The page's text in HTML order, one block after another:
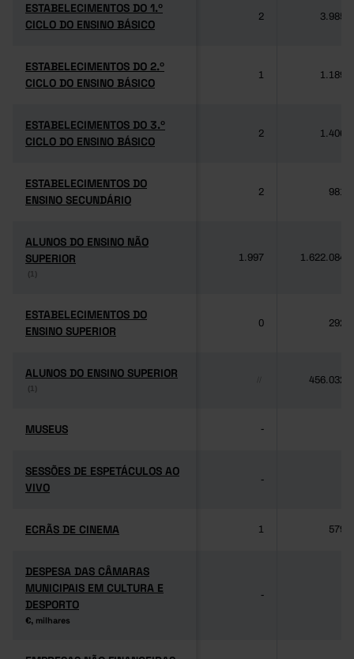
ESTABELECIMENTOS DO 1.º
CICLO DO ENSINO BÁSICO
ESTABELECIMENTOS DO 1.º
CICLO DO ENSINO BÁSICO
2 3.985
ESTABELECIMENTOS DO 2.º
CICLO DO ENSINO BÁSICO
ESTABELECIMENTOS DO 2.º
CICLO DO ENSINO BÁSICO
1 1.189
ESTABELECIMENTOS DO 3.º
CICLO DO ENSINO BÁSICO
ESTABELECIMENTOS DO 3.º
CICLO DO ENSINO BÁSICO
2 1.406
ESTABELECIMENTOS DO
ENSINO SECUNDÁRIO
ESTABELECIMENTOS DO
ENSINO SECUNDÁRIO
2 981
ALUNOS DO ENSINO NÃO
SUPERIOR
(1)
ALUNOS DO ENSINO NÃO
SUPERIOR
(1)
1.997 1.622.084
ESTABELECIMENTOS DO
ENSINO SUPERIOR
ESTABELECIMENTOS DO
ENSINO SUPERIOR
0 292
ALUNOS DO ENSINO SUPERIOR
(1)
ALUNOS DO ENSINO SUPERIOR
(1)
456.032
MUSEUS
MUSEUS -
SESSÕES DE ESPETÁCULOS AO
VIVO
SESSÕES DE ESPETÁCULOS AO
VIVO
-
ECRÃS DE CINEMA
ECRÃS DE CINEMA 1 579
DESPESA DAS CÂMARAS
MUNICIPAIS EM CULTURA E
DESPORTO
€, milhares
DESPESA DAS CÂMARAS
MUNICIPAIS EM CULTURA E
DESPORTO
€, milhares
-